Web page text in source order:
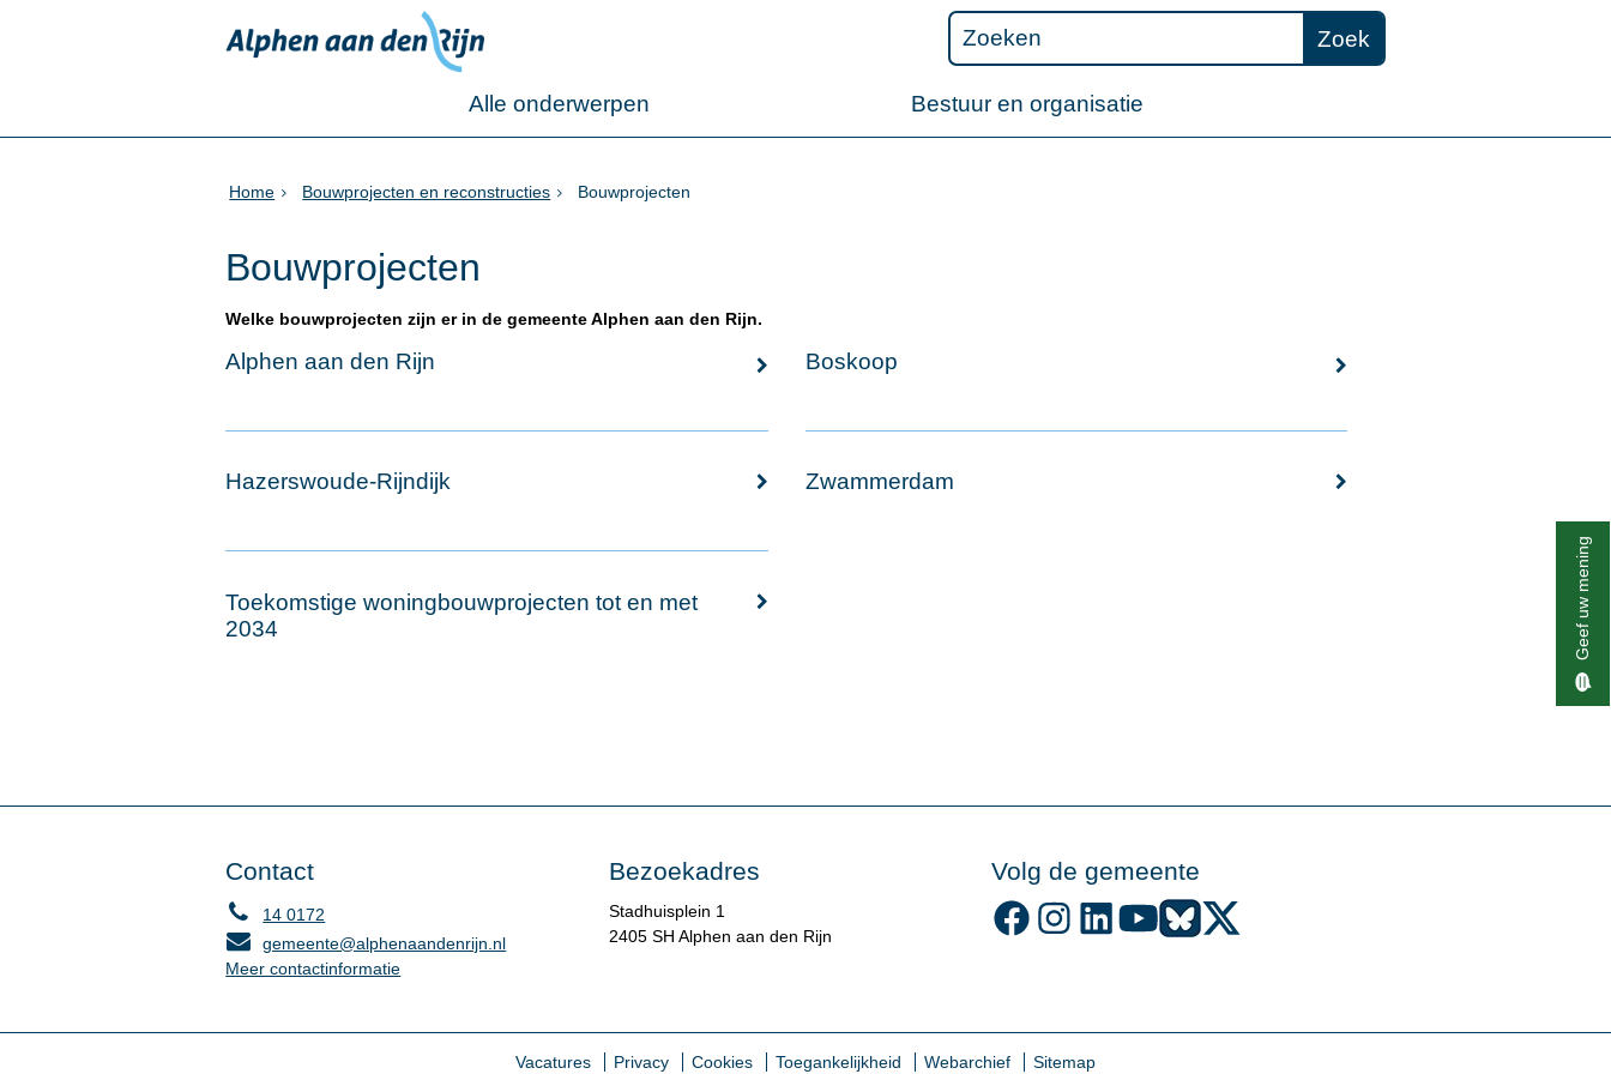
Zoek
Alle onderwerpen Bestuur en organisatie
Home Bouwprojecten en reconstructies Bouwprojecten
Bouwprojecten
Welke bouwprojecten zijn er in de gemeente Alphen aan den Rijn.
Alphen aan den Rijn Boskoop
Hazerswoude-Rijndijk Zwammerdam
Toekomstige woningbouwprojecten tot en met
2034
Contact
14 0172
gemeente@alphenaandenrijn.nl
Meer contactinformatie
Bezoekadres
Stadhuisplein 1
2405 SH Alphen aan den Rijn
Volg de gemeente
Volg de gemeente Alphen aan den Rijn op Facebook
Volg de gemeente Alphen aan den Rijn op Instagram
Volg de gemeente Alphen aan den Rijn op LinkedIn
Volg de gemeente Alphen aan den Rijn op YouTube
Volg de gemeente Alphen aan den Rijn op Bluesky
Vacatures Privacy Cookies Toegankelijkheid Webarchief Sitemap
Geef uw mening